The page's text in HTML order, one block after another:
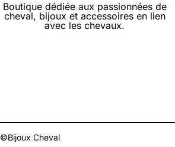
Boutique dédiée aux passionnées de
cheval, bijoux et accessoires en lien
avec les chevaux.
©Bijoux Cheval